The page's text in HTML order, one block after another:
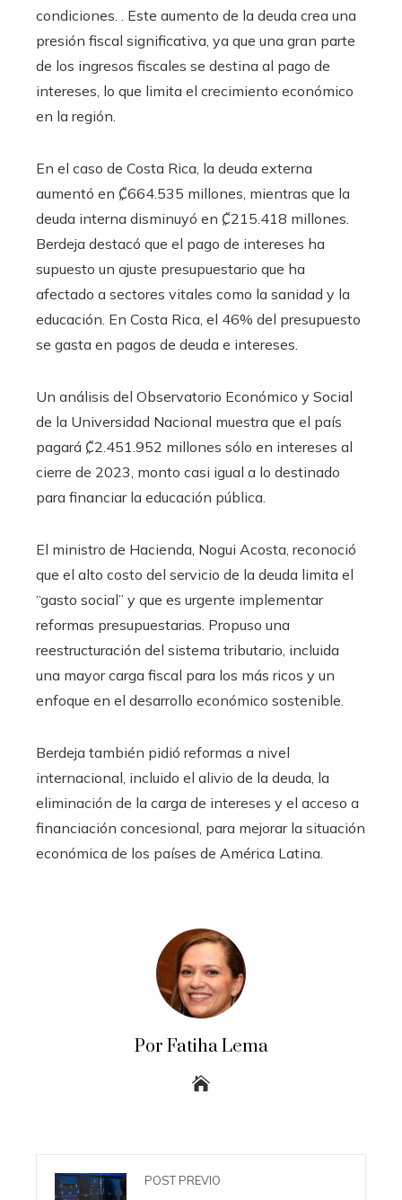
condiciones. . Este aumento de la deuda crea una
presión fiscal significativa, ya que una gran parte
de los ingresos fiscales se destina al pago de
intereses, lo que limita el crecimiento económico
en la región.
En el caso de Costa Rica, la deuda externa
aumentó en ₡664.535 millones, mientras que la
deuda interna disminuyó en ₡215.418 millones.
Berdeja destacó que el pago de intereses ha
supuesto un ajuste presupuestario que ha
afectado a sectores vitales como la sanidad y la
educación. En Costa Rica, el 46% del presupuesto
se gasta en pagos de deuda e intereses.
Un análisis del Observatorio Económico y Social
de la Universidad Nacional muestra que el país
pagará ₡2.451.952 millones sólo en intereses al
cierre de 2023, monto casi igual a lo destinado
para financiar la educación pública.
El ministro de Hacienda, Nogui Acosta, reconoció
que el alto costo del servicio de la deuda limita el
“gasto social” y que es urgente implementar
reformas presupuestarias. Propuso una
reestructuración del sistema tributario, incluida
una mayor carga fiscal para los más ricos y un
enfoque en el desarrollo económico sostenible.
Berdeja también pidió reformas a nivel
internacional, incluido el alivio de la deuda, la
eliminación de la carga de intereses y el acceso a
financiación concesional, para mejorar la situación
económica de los países de América Latina.
Por Fatiha Lema
POST PREVIO